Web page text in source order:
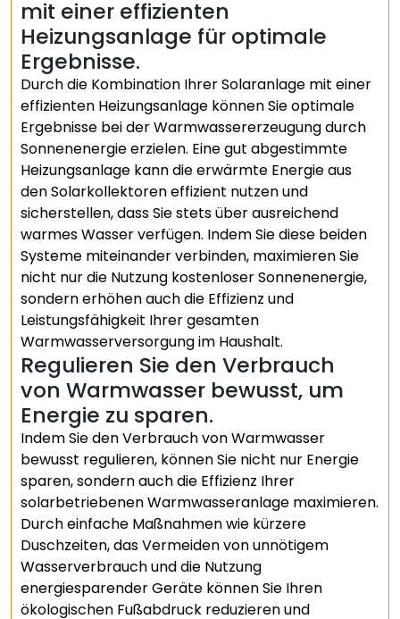
mit einer effizienten
Heizungsanlage für optimale
Ergebnisse.
Durch die Kombination Ihrer Solaranlage mit einer
effizienten Heizungsanlage können Sie optimale
Ergebnisse bei der Warmwassererzeugung durch
Sonnenenergie erzielen. Eine gut abgestimmte
Heizungsanlage kann die erwärmte Energie aus
den Solarkollektoren effizient nutzen und
sicherstellen, dass Sie stets über ausreichend
warmes Wasser verfügen. Indem Sie diese beiden
Systeme miteinander verbinden, maximieren Sie
nicht nur die Nutzung kostenloser Sonnenenergie,
sondern erhöhen auch die Effizienz und
Leistungsfähigkeit Ihrer gesamten
Warmwasserversorgung im Haushalt.
Regulieren Sie den Verbrauch
von Warmwasser bewusst, um
Energie zu sparen.
Indem Sie den Verbrauch von Warmwasser
bewusst regulieren, können Sie nicht nur Energie
sparen, sondern auch die Effizienz Ihrer
solarbetriebenen Warmwasseranlage maximieren.
Durch einfache Maßnahmen wie kürzere
Duschzeiten, das Vermeiden von unnötigem
Wasserverbrauch und die Nutzung
energiesparender Geräte können Sie Ihren
ökologischen Fußabdruck reduzieren und